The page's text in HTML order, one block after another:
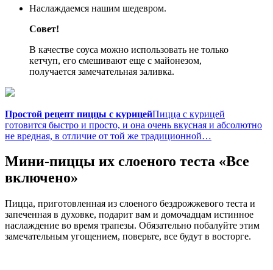
Наслаждаемся нашим шедевром.
Совет!
В качестве соуса можно использовать не только
кетчуп, его смешивают еще с майонезом,
получается замечательная заливка.
Простой рецепт пиццы с курицейПицца с курицей
готовится быстро и просто, и она очень вкусная и абсолютно
не вредная, в отличие от той же традиционной…
Мини-пиццы их слоеного теста «Все
включено»
Пицца, приготовленная из слоеного бездрожжевого теста и
запеченная в духовке, подарит вам и домочадцам истинное
наслаждение во время трапезы. Обязательно побалуйте этим
замечательным угощением, поверьте, все будут в восторге.